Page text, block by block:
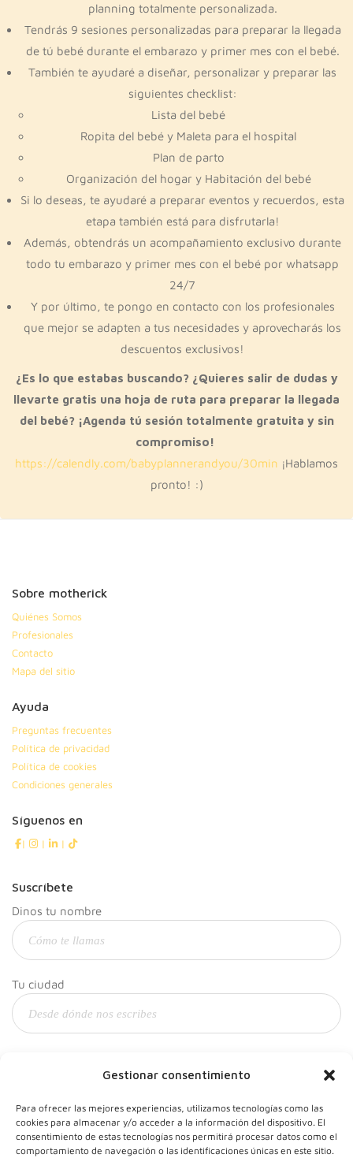
Gestionar consentimiento
Para ofrecer las mejores experiencias, utilizamos tecnologías como las
cookies para almacenar y/o acceder a la información del dispositivo. El
consentimiento de estas tecnologías nos permitirá procesar datos como el
comportamiento de navegación o las identificaciones únicas en este sitio.
planning totalmente personalizada.
Tendrás 9 sesiones personalizadas para preparar la llegada
de tú bebé durante el embarazo y primer mes con el bebé.
También te ayudaré a diseñar, personalizar y preparar las
siguientes checklist:
Lista del bebé
Ropita del bebé y Maleta para el hospital
Plan de parto
Organización del hogar y Habitación del bebé
Si lo deseas, te ayudaré a preparar eventos y recuerdos, esta
etapa también está para disfrutarla!
Además, obtendrás un acompañamiento exclusivo durante
todo tu embarazo y primer mes con el bebé por whatsapp
24/7
Y por último, te pongo en contacto con los profesionales
que mejor se adapten a tus necesidades y aprovecharás los
descuentos exclusivos!
¿Es lo que estabas buscando? ¿Quieres salir de dudas y
llevarte gratis una hoja de ruta para preparar la llegada
del bebé? ¡Agenda tú sesión totalmente gratuita y sin
compromiso!
https://calendly.com/babyplannerandyou/30min ¡Hablamos
pronto! :)
Sobre motherick
Quiénes Somos
Profesionales
Contacto
Mapa del sitio
Ayuda
Preguntas frecuentes
Política de privacidad
Política de cookies
Condiciones generales
Síguenos en
| | |
Suscríbete
Dinos tu nombre
Tu ciudad